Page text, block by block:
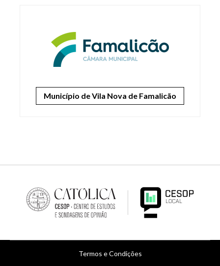
Município de Vila Nova de Famalicão
Termos e Condições